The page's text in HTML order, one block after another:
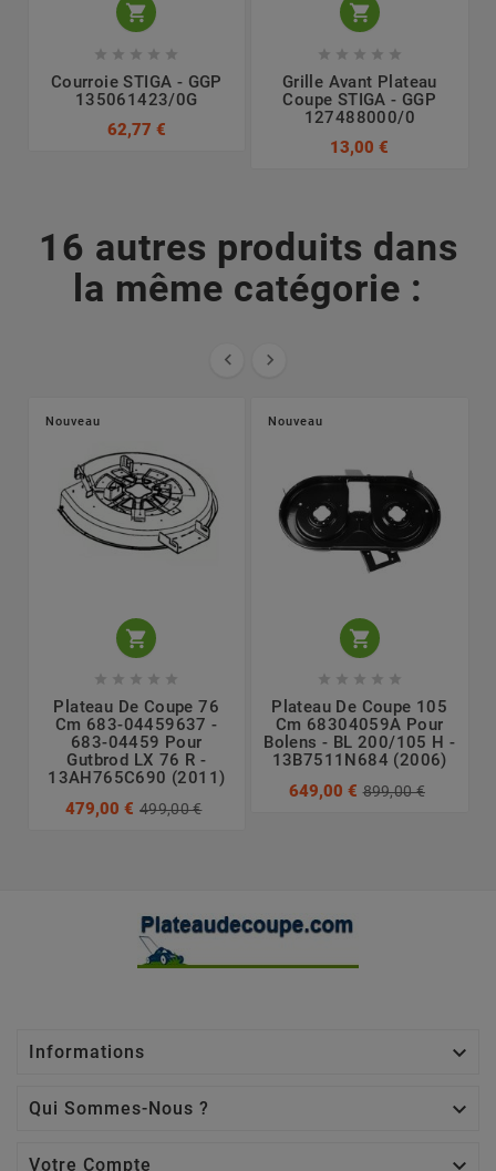

    
Courroie STIGA - GGP
135061423/0G
62,77 €

    
Grille Avant Plateau
Coupe STIGA - GGP
127488000/0
13,00 €
16 autres produits dans
la même catégorie :
 
Nouveau

    
Plateau De Coupe 76
Cm 683-04459637 -
683-04459 Pour
Gutbrod LX 76 R -
13AH765C690 (2011)
479,00 € 499,00 €
Nouveau

    
Plateau De Coupe 105
Cm 68304059A Pour
Bolens - BL 200/105 H -
13B7511N684 (2006)
649,00 € 899,00 €
Informations 
Qui Sommes-Nous ? 
Votre Compte